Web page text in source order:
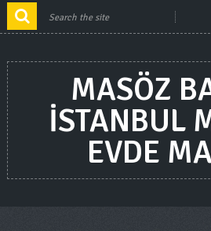
MASÖZ
ISTANBUL
EVDE